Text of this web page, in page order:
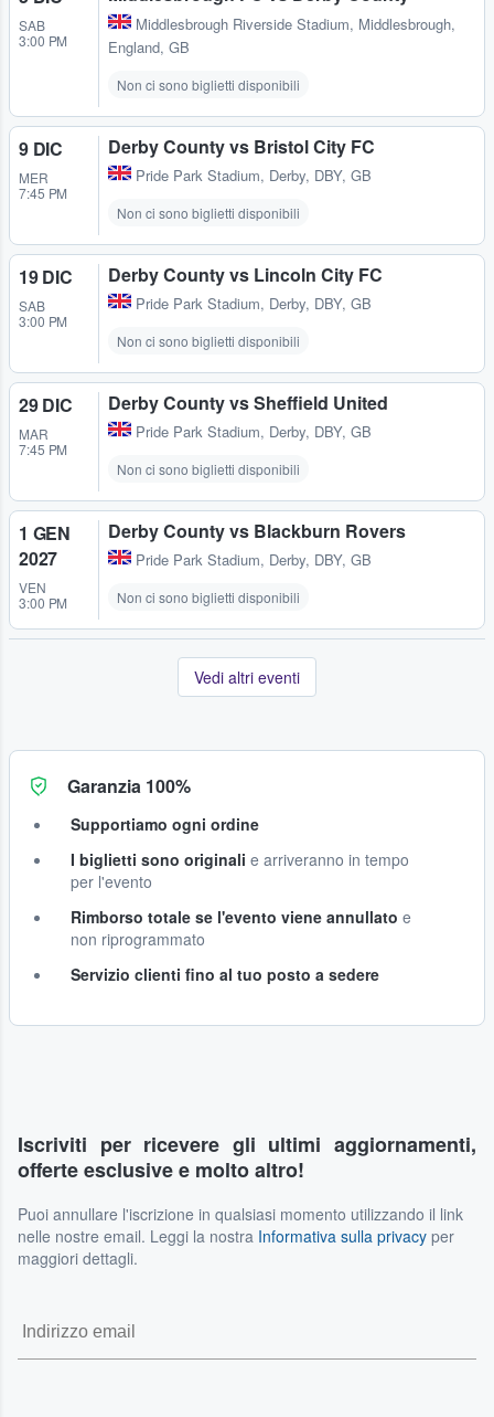
SAB
3:00 PM
Middlesbrough Riverside Stadium, Middlesbrough,
England, GB
Non ci sono biglietti disponibili
9 DIC
MER
7:45 PM
Derby County vs Bristol City FC
Pride Park Stadium, Derby, DBY, GB
Non ci sono biglietti disponibili
19 DIC
SAB
3:00 PM
Derby County vs Lincoln City FC
Pride Park Stadium, Derby, DBY, GB
Non ci sono biglietti disponibili
29 DIC
MAR
7:45 PM
Derby County vs Sheffield United
Pride Park Stadium, Derby, DBY, GB
Non ci sono biglietti disponibili
1 GEN
2027
VEN
3:00 PM
Derby County vs Blackburn Rovers
Pride Park Stadium, Derby, DBY, GB
Non ci sono biglietti disponibili
Vedi altri eventi
Garanzia 100%
Supportiamo ogni ordine
I biglietti sono originali e arriveranno in tempo
per l'evento
Rimborso totale se l'evento viene annullato e
non riprogrammato
Servizio clienti fino al tuo posto a sedere
Iscriviti per ricevere gli ultimi aggiornamenti,
offerte esclusive e molto altro!
Puoi annullare l'iscrizione in qualsiasi momento utilizzando il link
nelle nostre email. Leggi la nostra Informativa sulla privacy per
maggiori dettagli.